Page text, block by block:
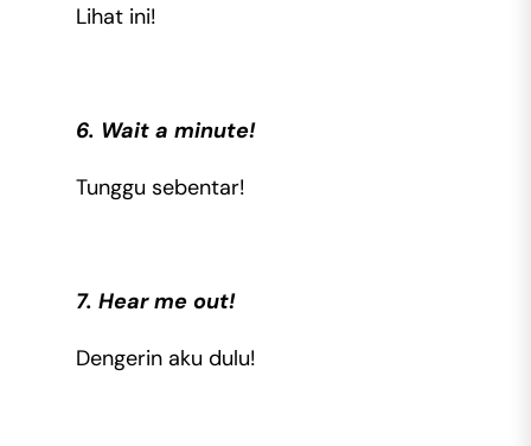
Lihat ini!
6. Wait a minute!
Tunggu sebentar!
7. Hear me out!
Dengerin aku dulu!